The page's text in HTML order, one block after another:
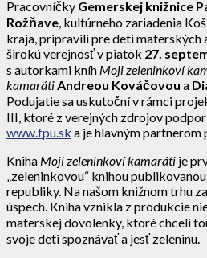
Pracovníčky Gemerskej knižnice
Rožňave , kultúrneho zariadenia
kraja, pripravili pre deti materských
širokú verejnosť v piatok 27.
s autorkami kníh Moji zeleninkoví
kamaráti Andreou Kováčovou a
Podujatie sa uskutoční v rámci
III, ktoré z verejných zdrojov
www.fpu.sk a je hlavným partnerom
Kniha Moji zeleninkoví kamaráti je
„zeleninkovou“ knihou
republiky. Na našom knižnom trhu
úspech. Kniha vznikla z produkcie
materskej dovolenky, ktoré chceli
svoje deti spoznávať a jesť zeleninu.